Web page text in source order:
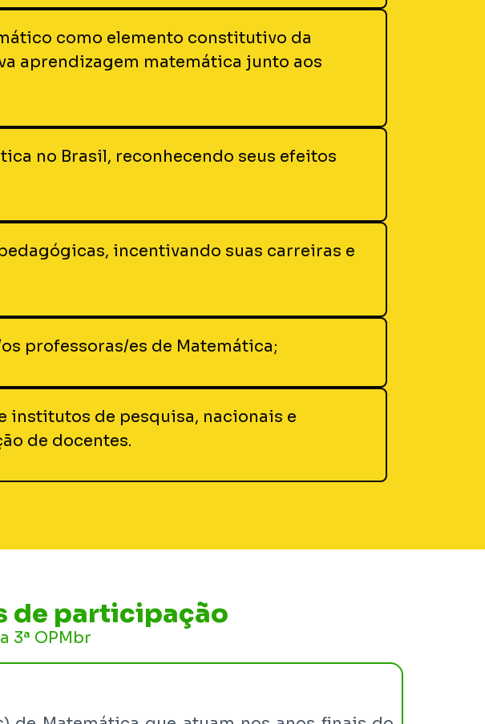
como elemento constitutivo da
aprendizagem matemática junto aos
no Brasil, reconhecendo seus efeitos
incentivando suas carreiras e
professoras/es de Matemática;
institutos de pesquisa, nacionais e
de docentes.
de participação
3ª OPMbr